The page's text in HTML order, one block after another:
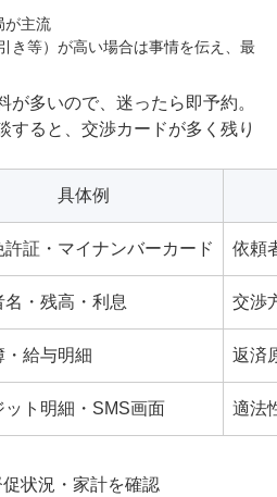
が主流
き等）が高い場合は事情を伝え、最
が多いので、迷ったら即予約。
すると、交渉カードが多く残り
具体例
許証・マイナンバーカード 依頼
名・残高・利息 交渉
・給与明細 返済
ット明細・SMS画面 適法
状況・家計を確認